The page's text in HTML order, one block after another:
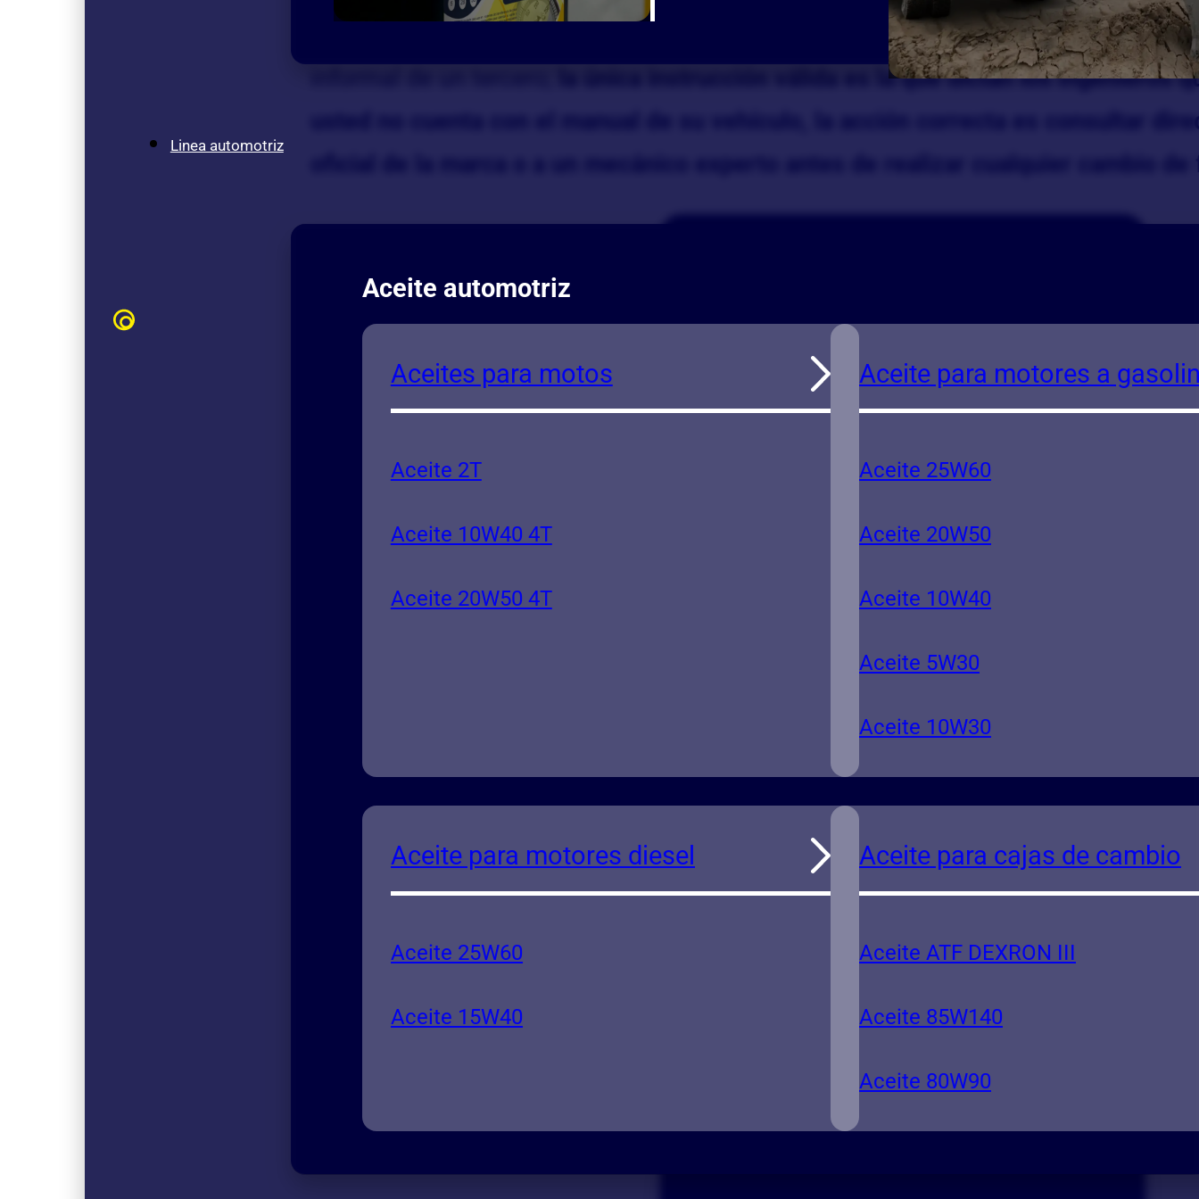
Linea automotriz
Aceite automotriz
Aceites para motos
Aceite 2T
Aceite 10W40 4T
Aceite 20W50 4T
Aceite para motores a
Aceite 25W60
Aceite 20W50
Aceite 10W40
Aceite 5W30
Aceite 10W30
Aceite para motores diesel
Aceite 25W60
Aceite 15W40
Aceite para cajas de cambio
Aceite ATF DEXRON III
Aceite 85W140
Aceite 80W90
ningún otro grado de viscosidad basándose en el clima de su ciudad, el
la única instrucción válida es la que dictan los ingenieros
usted no cuenta con el manual de su vehículo, la acción correcta es consultar